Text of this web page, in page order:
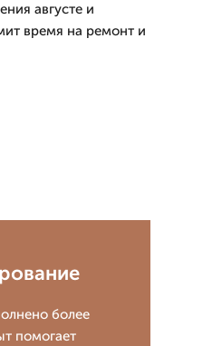
августе и
время на ремонт и
более
помогает